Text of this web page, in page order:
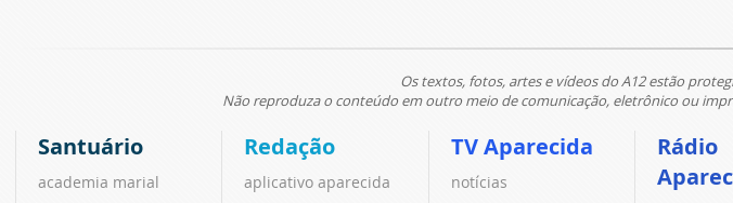
Os textos, fotos, artes e vídeos do A12 estão
Não reproduza o conteúdo em outro meio de comunicação, eletrônico ou
Santuário
academia marial
Redação
aplicativo aparecida
TV Aparecida
notícias
Rádio